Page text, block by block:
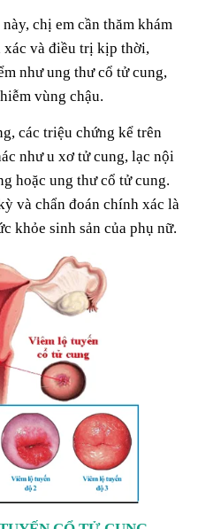
chị em cần thăm khám
xác và điều trị kịp thời,
như ung thư cổ tử cung,
vùng chậu.
các triệu chứng kể trên
như u xơ tử cung, lạc nội
hoặc ung thư cổ tử cung.
và chẩn đoán chính xác là
khỏe sinh sản của phụ nữ.